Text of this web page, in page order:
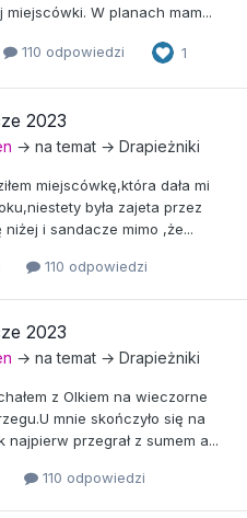
W planach mam...
110 odpowiedzi 1
2023
→ na temat → Drapieżniki
miejscówkę,która dała mi
była zajeta przez
i sandacze mimo ,że...
110 odpowiedzi
2023
→ na temat → Drapieżniki
z Olkiem na wieczorne
mnie skończyło się na
przegrał z sumem a...
110 odpowiedzi